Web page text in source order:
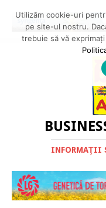
INFORMAŢII
Utilizăm cookie-uri
pe site-ul nostru.
trebuie să vă